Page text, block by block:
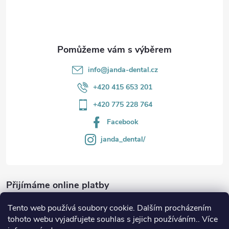
Tento web používá soubory cookie. Dalším procházením
tohoto webu vyjadřujete souhlas s jejich používáním.. Více
info@janda-dental.cz
+420 415 653 201
+420 775 228 764
Facebook
janda_dental/
Přijímáme online platby